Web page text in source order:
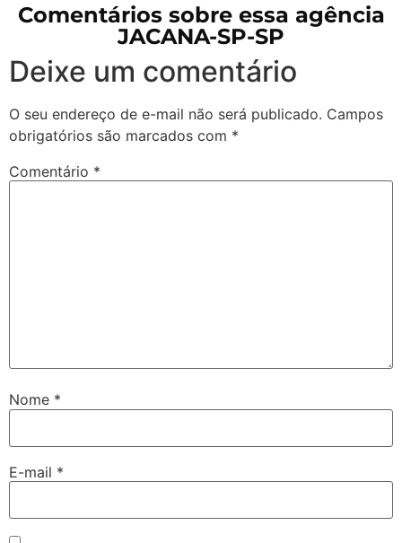
Comentários sobre essa agência
JACANA-SP-SP
Deixe um comentário
O seu endereço de e-mail não será publicado. Campos
obrigatórios são marcados com *
Comentário *
Nome *
E-mail *